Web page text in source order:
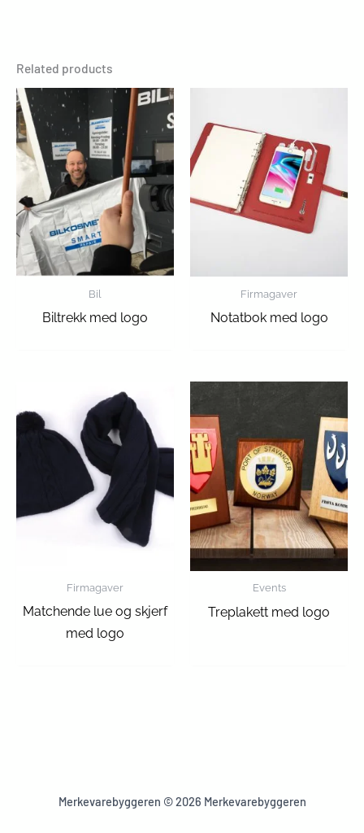
Related products
Bil
Biltrekk med logo
Firmagaver
Notatbok med logo
Firmagaver
Matchende lue og skjerf
med logo
Events
Treplakett med logo
Merkevarebyggeren © 2026 Merkevarebyggeren